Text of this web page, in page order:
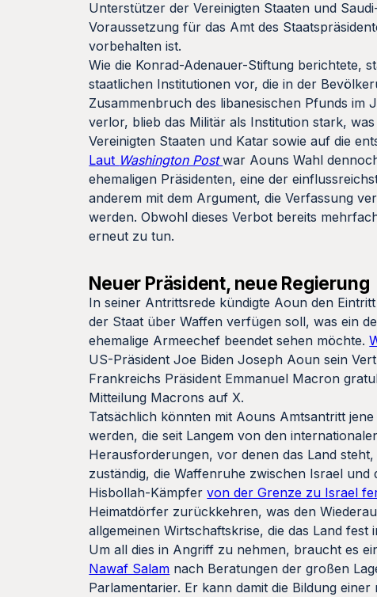
Unterstützer der Vereinigten Staaten und
Voraussetzung für das Amt des
vorbehalten ist.
Wie die Konrad-Adenauer-Stiftung berichtete,
staatlichen Institutionen vor, die in der
Zusammenbruch des libanesischen Pfunds im
verlor, blieb das Militär als Institution stark, was
Vereinigten Staaten und Katar sowie auf die
Laut Washington Postwar Aouns Wahl
ehemaligen Präsidenten, eine der
anderem mit dem Argument, die Verfassung
werden. Obwohl dieses Verbot bereits
erneut zu tun.
Neuer Präsident, neue Regierung
In seiner Antrittsrede kündigte Aoun den
der Staat über Waffen verfügen soll, was ein
ehemalige Armeechef beendet sehen möchte.
US-Präsident Joe Biden Joseph Aoun sein
Frankreichs Präsident Emmanuel Macron
Mitteilung Macrons auf X.
Tatsächlich könnten mit Aouns Amtsantritt
werden, die seit Langem von den
Herausforderungen, vor denen das Land
zuständig, die Waffenruhe zwischen Israel
Hisbollah-Kämpfervon der Grenze zu Israel
Heimatdörfer zurückkehren, was den
allgemeinen Wirtschaftskrise, die das Land
Um all dies in Angriff zu nehmen, braucht es
Nawaf Salam nach Beratungen der großen
Parlamentarier. Er kann damit die Bildung